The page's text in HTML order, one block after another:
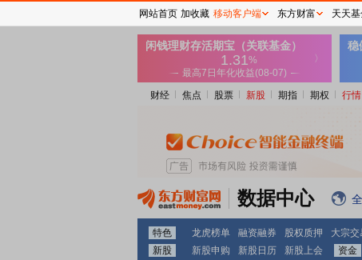
财经 焦点 股票 新股 期指 期权 行情
数据中心
特色 龙虎榜单 融资融券 股权质押 大宗交
新股
新股申购 新股日历 新股上会 资金
网站首页 加收藏 移动客户端 东方财富 天天基